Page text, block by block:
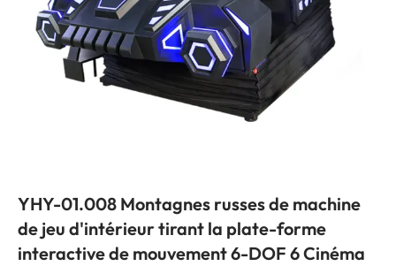
YHY-01.008 Montagnes russes de machine
de jeu d'intérieur tirant la plate-forme
interactive de mouvement 6-DOF 6 Cinéma